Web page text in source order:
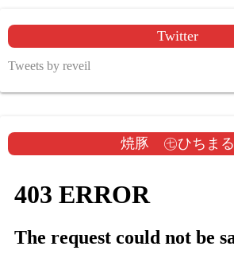
Twitter
Tweets by reveil
焼豚 ㊆ひちまる